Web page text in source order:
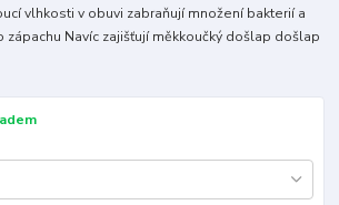
vlhkosti v obuvi zabraňují množení bakterií a
zápachu Navíc zajišťují měkkoučký došlap došlap